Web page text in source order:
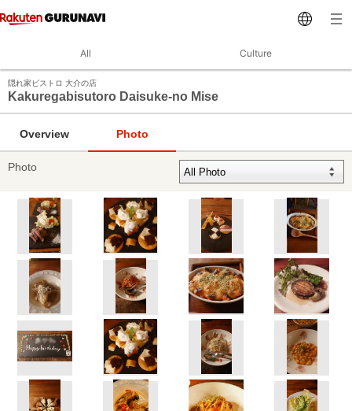
All Culture
隠れ家ビストロ 大介の店
Kakuregabisutoro Daisuke-no Mise
Overview Photo
Photo